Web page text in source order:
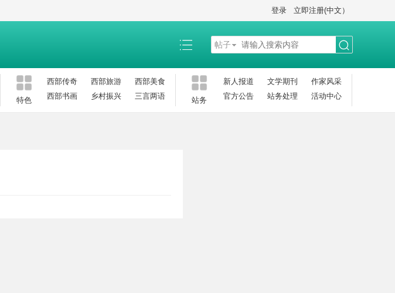
登录 立即注册(中文）
帖子
特色
西部传奇 西部旅游
西部美食
西部书画
乡村振兴 三言两语 站务
新人报道 文学期刊
作家风采
官方公告
站务处理 活动中心